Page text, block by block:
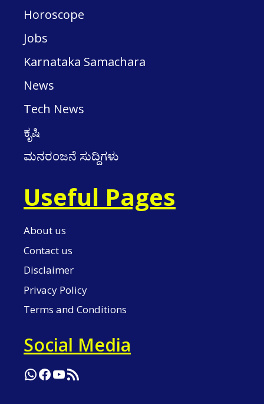
Horoscope
Jobs
Karnataka Samachara
News
Tech News
ಕೃಷಿ
ಮನರಂಜನೆ ಸುದ್ದಿಗಳು
Useful Pages
About us
Contact us
Disclaimer
Privacy Policy
Terms and Conditions
Social Media
WhatsApp
Facebook
YouTube
RSS Feed